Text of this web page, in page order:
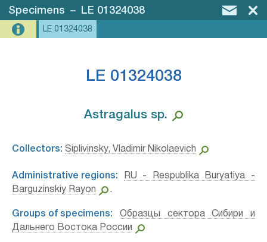
Specimens – LE 01324038
LE 01324038
LE 01324038
Astragalus sp.⁣
Collectors: Siplivinsky, Vladimir Nikolaevich
Administrative regions:
RU - Respublika Buryatiya -
Barguzinskiy Rayon
.
Groups of specimens:
Образцы сектора Сибири и
Дальнего Востока России